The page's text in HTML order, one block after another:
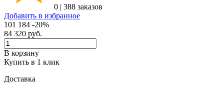
0 | 388 заказов
Добавить в избранное
101 184 -20%
84 320 руб.
В корзину
Купить в 1 клик
Доставка